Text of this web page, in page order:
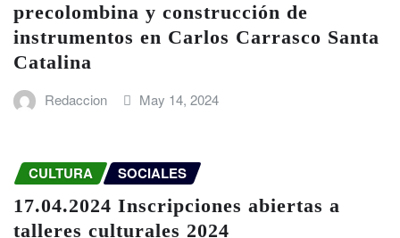
precolombina y construcción de
instrumentos en Carlos Carrasco Santa
Catalina
Redaccion May 14, 2024
CULTURA SOCIALES
17.04.2024 Inscripciones abiertas a
talleres culturales 2024